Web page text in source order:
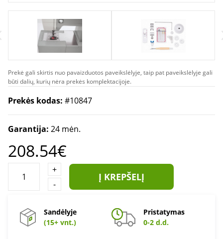
Prekė gali skirtis nuo pavaizduotos paveikslėlyje, taip pat paveikslėlyje gali
būti dalių, kurių nėra prekės komplektacijoje.
Prekės kodas: #10847
Garantija: 24 mėn.
208.54€
+
-
Į KREPŠELĮ
Sandėlyje
(15+ vnt.)
Pristatymas
0-2 d.d.